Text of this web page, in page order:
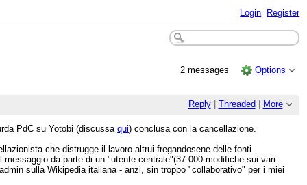
Login Register
2 messages Options
Reply| Threaded More
PdC su Yotobi (discussaqui) conclusa con la cancellazione.
che distrugge il lavoro altrui fregandosene delle fonti
da parte di un "utente centrale"(37.000 modifiche sui vari
sulla Wikipedia italiana - anzi, sin troppo "collaborativo" per i miei